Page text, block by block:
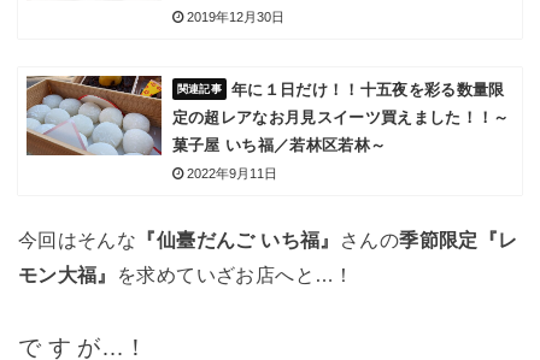
2019年12月30日
年に１日だけ！！十五夜を彩る数量限
定の超レアなお月見スイーツ買えました！！～
菓子屋 いち福／若林区若林～
2022年9月11日
今回はそんな 『仙臺だんご いち福』 さんの季節限定『レ
モン大福』
を求めていざお店へと…！
で す が…！